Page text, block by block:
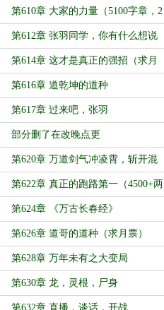
第610章 大家的力量（5100字章，2
章8200+，求月票）
第612章 张羽同学，你有什么想说
的吗（求月票）
第614章 这才是真正的强招（求月
票）
第616章 道乾坤的道种
第617章 过来吧，张羽
部分删了在改晚点更
第620章 万道剑气冲凌霄，斩开混
沌见青天（四千字章）
第622章 真正的跑路第一（4500+两
张共7900+）
第624章 《万古长春经》
第626章 道哥的道种（求月票）
第628章 万年未有之大变局
第630章 龙，灵根，尸身
第632章 直播，谈话，开战